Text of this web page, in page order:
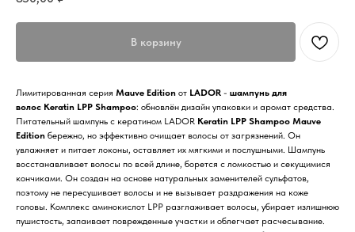
В корзину
Лимитированная серия Mauve Edition от LADOR - шампунь для
волос Keratin LPP Shampoo: обновлён дизайн упаковки и аромат средства.
Питательный шампунь с кератином LADOR Keratin LPP Shampoo Mauve
Edition бережно, но эффективно очищает волосы от загрязнений. Он
увлажняет и питает локоны, оставляет их мягкими и послушными. Шампунь
восстанавливает волосы по всей длине, борется с ломкостью и секущимися
кончиками. Он создан на основе натуральных заменителей сульфатов,
поэтому не пересушивает волосы и не вызывает раздражения на коже
головы. Комплекс аминокислот LPP разглаживает волосы, убирает излишнюю
пушистость, запаивает поврежденные участки и облегчает расчесывание.